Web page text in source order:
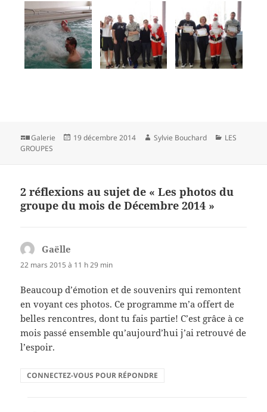
Format
Galerie
Publié
19 décembre 2014 Auteur
Sylvie Bouchard Catégories
LES
GROUPES
2 réflexions au sujet de « Les photos du
groupe du mois de Décembre 2014 »
Gaëlle
22 mars 2015 à 11 h 29 min
Beaucoup d’émotion et de souvenirs qui remontent
en voyant ces photos. Ce programme m’a offert de
belles rencontres, dont tu fais partie! C’est grâce à ce
mois passé ensemble qu’aujourd’hui j’ai retrouvé de
l’espoir.
CONNECTEZ-VOUS POUR RÉPONDRE